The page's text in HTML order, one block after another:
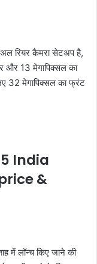
रियर कैमरा सेटअप है,
13 मेगापिक्सल का
32 मेगापिक्सल का फ्रंट
India
&
में लॉन्च किए जाने की